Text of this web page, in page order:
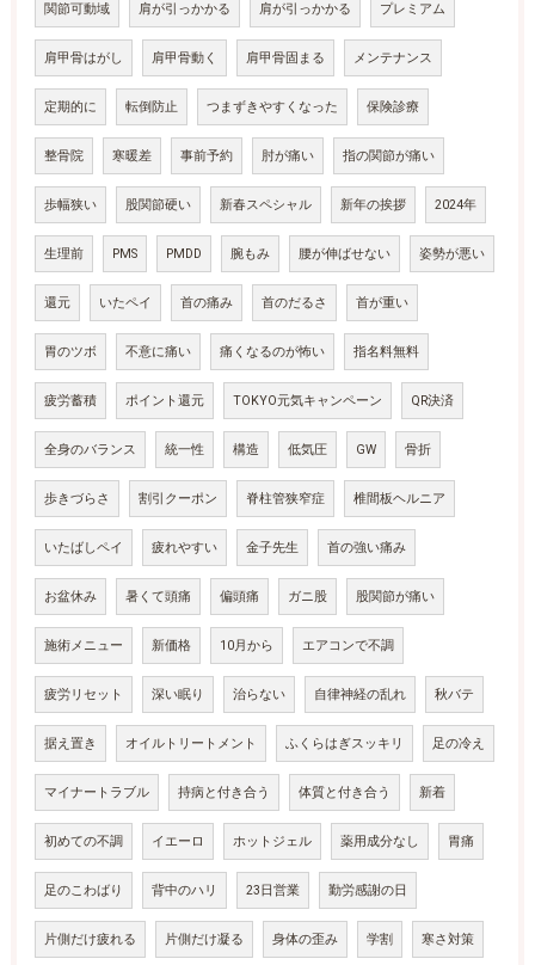
関節可動域 肩が引っかかる 肩が引っかかる プレミアム
肩甲骨はがし 肩甲骨動く 肩甲骨固まる メンテナンス
定期的に 転倒防止 つまずきやすくなった 保険診療
整骨院 寒暖差 事前予約 肘が痛い 指の関節が痛い
歩幅狭い 股関節硬い 新春スペシャル 新年の挨拶 2024年
生理前 PMS PMDD 腕もみ 腰が伸ばせない 姿勢が悪い
還元 いたペイ 首の痛み 首のだるさ 首が重い
胃のツボ 不意に痛い 痛くなるのが怖い 指名料無料
疲労蓄積 ポイント還元 TOKYO元気キャンペーン QR決済
全身のバランス 統一性 構造 低気圧 GW 骨折
歩きづらさ 割引クーポン 脊柱管狭窄症 椎間板ヘルニア
いたばしペイ 疲れやすい 金子先生 首の強い痛み
お盆休み 暑くて頭痛 偏頭痛 ガニ股 股関節が痛い
施術メニュー 新価格 10月から エアコンで不調
疲労リセット 深い眠り 治らない 自律神経の乱れ 秋バテ
据え置き オイルトリートメント ふくらはぎスッキリ 足の冷え
マイナートラブル 持病と付き合う 体質と付き合う 新着
初めての不調 イエーロ ホットジェル 薬用成分なし 胃痛
足のこわばり 背中のハリ 23日営業 勤労感謝の日
片側だけ疲れる 片側だけ凝る 身体の歪み 学割 寒さ対策